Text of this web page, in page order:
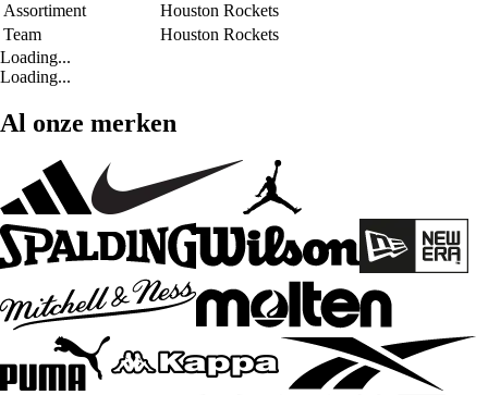
Assortiment
Houston Rockets
Team
Houston Rockets
Loading...
Loading...
Al onze merken